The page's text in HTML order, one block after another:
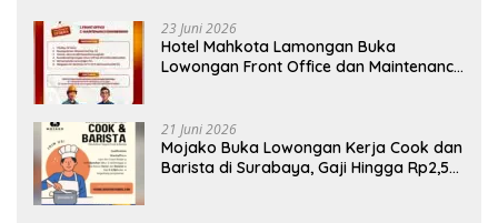
23 Juni 2026
Hotel Mahkota Lamongan Buka
Lowongan Front Office dan Maintenance
21 Juni 2026
Mojako Buka Lowongan Kerja Cook dan
Barista di Surabaya, Gaji Hingga Rp2,5